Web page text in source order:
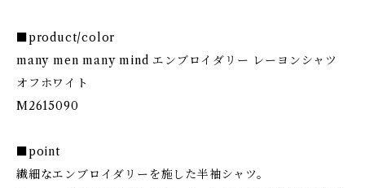
■product/color
many men many mind エンブロイダリー レーヨンシャツ
オフホワイト
M2615090
■point
繊細なエンブロイダリーを施した半袖シャツ。